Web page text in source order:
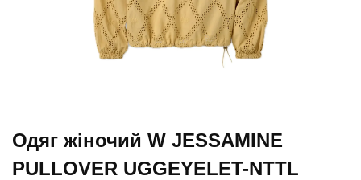
Одяг жіночий W JESSAMINE
PULLOVER UGGEYELET-NTTL